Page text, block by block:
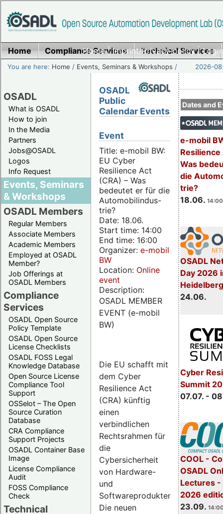
Home|Imprint/Privacy policy|
Home Compliance Services Technical Services
You are here: Home / Events, Seminars & Workshops / 2026-
OSADL
What is OSADL
How to join
In the Media
Partners
Jobs@OSADL
Logos
Info Request
Events, Seminars
& Workshops
OSADL Members
Regular Members
Associate Members
Academic Members
Employed at OSADL
Member?
Job Offerings at
OSADL Members
Compliance
Services
OSADL Open Source
Policy Template
OSADL Open Source
License Checklists
OSADL FOSS Legal
Knowledge Database
Open Source License
Compliance Tool
Support
OSSelot – The Open
Source Curation
Database
CRA Compliance
Support Projects
OSADL Container Base
Image
License Compliance
Audit
FOSS Compliance
Check
Technical
Dates and
e-mobil
Resilience
Was
die
trie?
18.06.
OSADL
Day 2026
24.06.
Cyber
Summit
07.07. -
COOL -
OSADL
Lectures -
2026
23.09.
OSADL
Public
Calendar Events
Event
Title: e-mobil BW:
EU Cyber
Resilience Act
(CRA) – Was
bedeutet er für die
Automobilindus-
trie?
Date: 18.06.
Start time: 14:00
End time: 16:00
Organizer: e-mobil
BW
Location: Online
event
Description:
OSADL MEMBER
EVENT (e-mobil
BW)
Die EU schafft mit
dem Cyber
Resilience Act
(CRA) künftig
einen
verbindlichen
Rechtsrahmen für
die
Cybersicherheit
von Hardware-
und
Softwareprodukten.
Die neuen